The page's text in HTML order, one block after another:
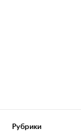
Рубрики